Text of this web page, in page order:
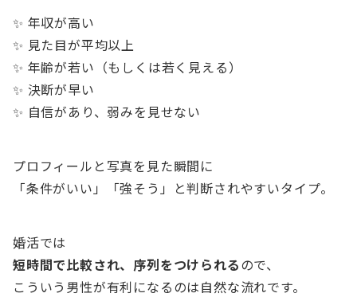
✨ 年収が高い
✨ 見た目が平均以上
✨ 年齢が若い（もしくは若く見える）
✨ 決断が早い
✨ 自信があり、弱みを見せない
プロフィールと写真を見た瞬間に
「条件がいい」「強そう」と判断されやすいタイプ。
婚活では
短時間で比較され、序列をつけられるので、
こういう男性が有利になるのは自然な流れです。